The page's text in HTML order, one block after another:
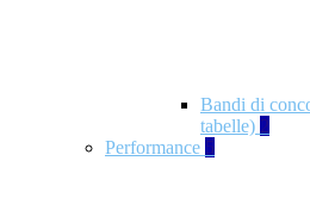
Bandi di
tabelle) 2
Performance 5